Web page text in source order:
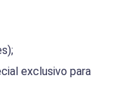
exclusivo para